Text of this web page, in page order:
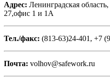
Адрес: Ленинградская
27,офис 1 и 1А
Тел./факс: (813-63)24-401, +7
Почта: volhov@safework.ru